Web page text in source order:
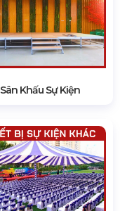
Sân Khấu Sự Kiện